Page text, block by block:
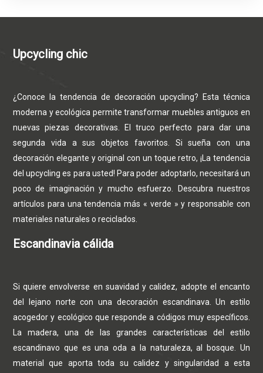
Upcycling chic
¿Conoce la tendencia de decoración upcycling? Esta técnica
moderna y ecológica permite transformar muebles antiguos en
nuevas piezas decorativas. El truco perfecto para dar una
segunda vida a sus objetos favoritos. Si sueña con una
decoración elegante y original con un toque retro, ¡La tendencia
del upcycling es para usted! Para poder adoptarlo, necesitará un
poco de imaginación y mucho esfuerzo. Descubra nuestros
artículos para una tendencia más « verde » y responsable con
materiales naturales o reciclados.
Escandinavia cálida
Si quiere envolverse en suavidad y calidez, adopte el encanto
del lejano norte con una decoración escandinava. Un estilo
acogedor y ecológico que responde a códigos muy específicos.
La madera, una de las grandes características del estilo
escandinavo que es una oda a la naturaleza, al bosque. Un
material que aporta toda su calidez y singularidad a esta